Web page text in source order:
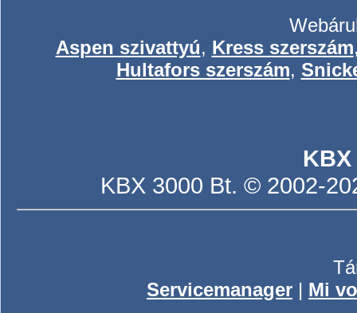
Aspen szivattyú, Kress szerszám
Hultafors szerszám,
KBX 3000 Bt. © 2002-
Servicemanager | Mi